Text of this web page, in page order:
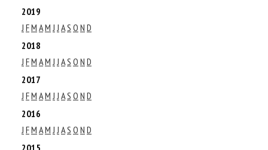
2019
J FM AM J J AS O N D
2018
J FM AM J J AS O N D
2017
J FM AM J J AS O N D
2016
J FM AM J J AS O N D
2015